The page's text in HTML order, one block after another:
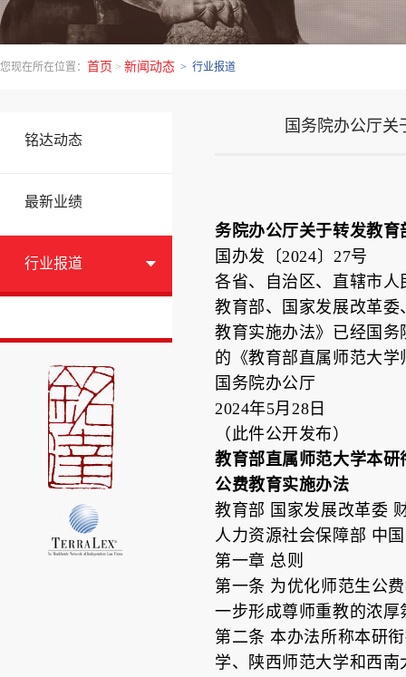
您现在所在位置： 首页 > 新闻动态 > 行业报道
铭达动态
最新业绩
行业报道
国务院办公厅
务院办公厅关于转发教
国办发〔2024〕27号
各省、自治区、直辖市
教育部、国家发展改革
教育实施办法》已经国
的《教育部直属师范大
国务院办公厅
2024年5月28日
（此件公开发布）
教育部直属师范大学本研
公费教育实施办法
教育部 国家发展改革委
人力资源社会保障部 中
第一章 总则
第一条 为优化师范生公
一步形成尊师重教的浓
第二条 本办法所称本研
学、陕西师范大学和西